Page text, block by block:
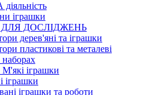
іграшки
ДОСЛІДЖЕНЬ
дерев'яні та іграшки
пластикові та металеві
іграшки
іграшки
іграшки та роботи